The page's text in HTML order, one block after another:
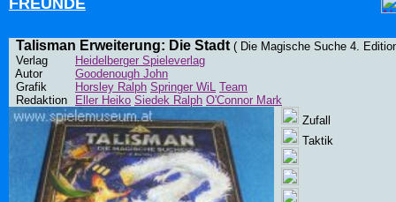
FREUNDE
Talisman Erweiterung: Die Stadt ( Die Magische Suche 4.
Verlag
Heidelberger Spieleverlag
Autor
Goodenough John
Grafik
Horsley Ralph Springer WiL Team
Redaktion
Eller Heiko Siedek Ralph O'Connor Mark
Zufall
Taktik